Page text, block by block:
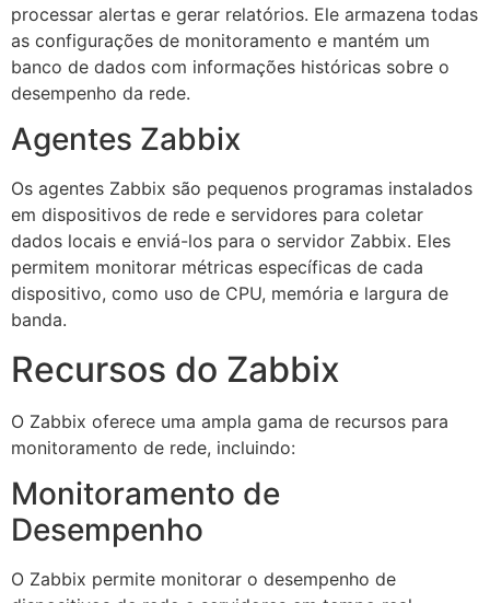
processar alertas e gerar relatórios. Ele armazena todas
as configurações de monitoramento e mantém um
banco de dados com informações históricas sobre o
desempenho da rede.
Agentes Zabbix
Os agentes Zabbix são pequenos programas instalados
em dispositivos de rede e servidores para coletar
dados locais e enviá-los para o servidor Zabbix. Eles
permitem monitorar métricas específicas de cada
dispositivo, como uso de CPU, memória e largura de
banda.
Recursos do Zabbix
O Zabbix oferece uma ampla gama de recursos para
monitoramento de rede, incluindo:
Monitoramento de
Desempenho
O Zabbix permite monitorar o desempenho de